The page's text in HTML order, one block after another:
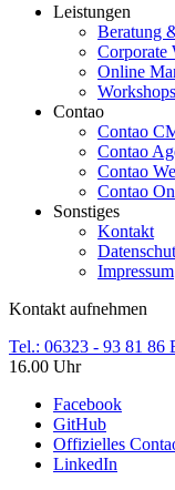
Leistungen
Beratung
Corporate
Online
Workshops
Contao
Contao
Contao
Contao
Contao
Sonstiges
Kontakt
Impressum
Kontakt aufnehmen
Tel.: 06323 - 93 81 86
16.00 Uhr
Facebook
GitHub
Offizielles
LinkedIn